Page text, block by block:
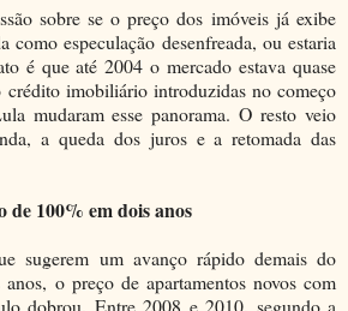
sobre se o preço dos imóveis já exibe
como especulação desenfreada, ou estaria
é que até 2004 o mercado estava quase
crédito imobiliário introduzidas no começo
mudaram esse panorama. O resto veio
a queda dos juros e a retomada das
de 100% em dois anos
sugerem um avanço rápido demais do
o preço de apartamentos novos com
dobrou. Entre 2008 e 2010, segundo a